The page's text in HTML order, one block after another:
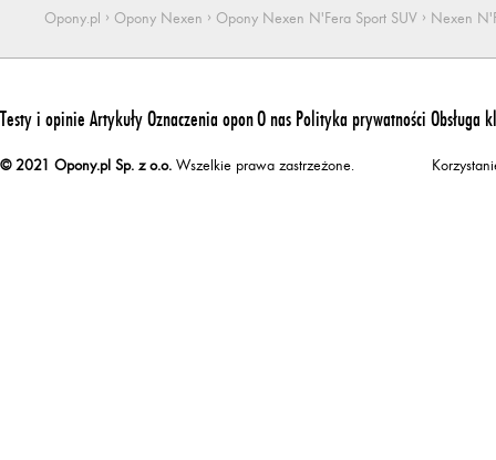
Opony.pl › Opony Nexen › Opony Nexen N'Fera Sport SUV › Nexen
Testy i opinie ArtykułyOznaczenia oponO nas Polityka prywatności Obsługa
© 2021 Opony.pl Sp. z o.o. Wszelkie prawa zastrzeżone.